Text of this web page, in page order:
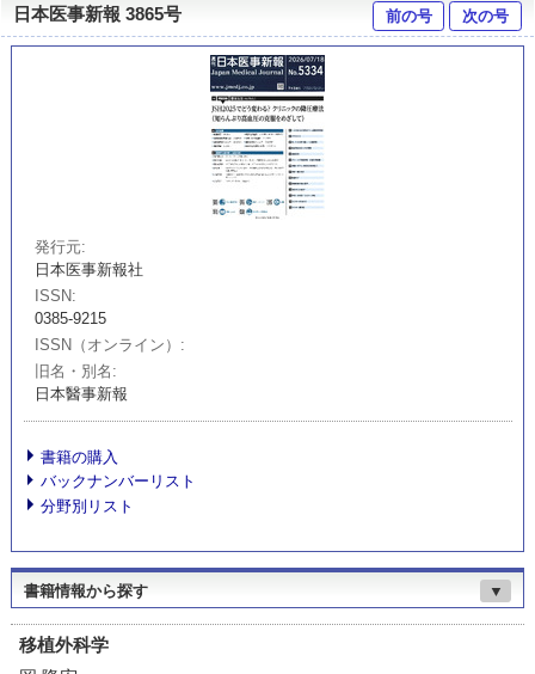
日本医事新報 3865号 前の号 次の号
発行元
日本医事新報社
ISSN
0385-9215
ISSN（オンライン）
旧名・別名
日本醫事新報
書籍の購入
バックナンバーリスト
分野別リスト
書籍情報から探す ▼
移植外科学